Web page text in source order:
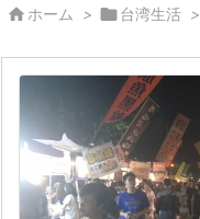
 ホーム > 台湾生活 >